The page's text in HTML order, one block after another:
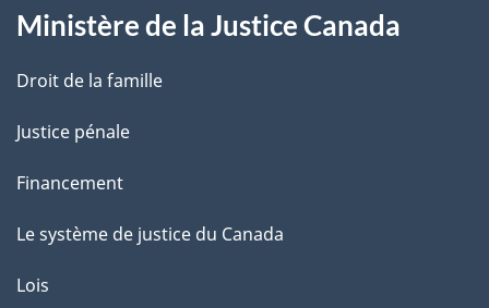
e
Ministère de la Justice Canada
Droit de la famille
Justice pénale
Financement
Le système de justice du Canada
Lois